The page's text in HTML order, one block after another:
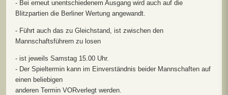
- Bei erneut unentschiedenem Ausgang wird auch auf die
Blitzpartien die Berliner Wertung angewandt.
- Führt auch das zu Gleichstand, ist zwischen den
Mannschaftsführern zu losen
- ist jeweils Samstag 15.00 Uhr.
- Der Spieltermin kann im Einverständnis beider Mannschaften auf
einen beliebigen
anderen Termin VORverlegt werden.